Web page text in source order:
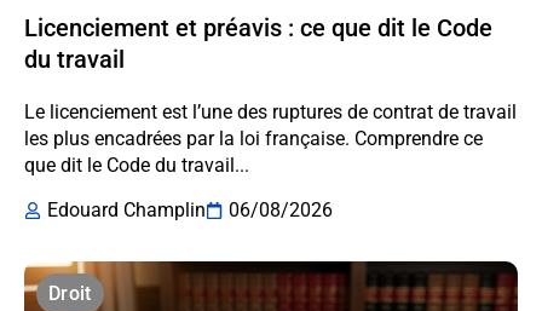
Licenciement et préavis : ce que dit le Code
du travail
Le licenciement est l’une des ruptures de contrat de travail
les plus encadrées par la loi française. Comprendre ce
que dit le Code du travail...
Edouard Champlin
06/08/2026
Droit